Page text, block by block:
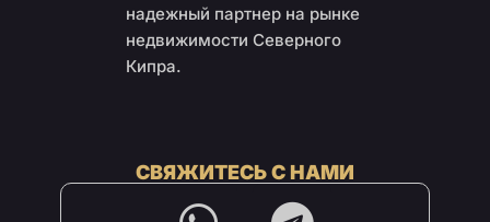
надежный партнер на рынке
недвижимости Северного
Кипра.
СВЯЖИТЕСЬ С НАМИ